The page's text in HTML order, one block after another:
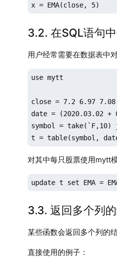
x = EMA(close, 5)
3.2. 在SQL语句
用户经常需要在数据表中
use mytt
close = 7.2 6.97
date = (2020.03.02
symbol = take(`F,10)
t = table(symbol,
对其中每只股票使用mytt
update t set EMA =
3.3. 返回多个列
某些函数会返回多个列的
直接使用的例子：